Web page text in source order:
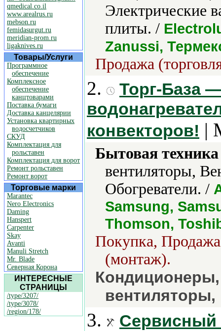
qmedical.co.il
www.arealrus.ru
mebson.ru
femidasurgut.ru
meridian-prom.ru
ligaknives.ru
Товары/Услуги
Программное
обеспечение
Комплексное
обеспечение
канцтоварами
Поставка бумаги
Доставка канцелярии
Установка квартирных
водосчетчиков
СКУД
Комплектация для
рольставен
Комплектация для ворот
Ремонт рольставен
Ремонт ворот
Торговые марки
Marantec
Nero Electronics
Daming
Hanspert
Carpenter
Skay
Avanti
Manuli Stretch
Mr. Blade
Северная Корона
ИНТЕРЕСНЫЕ
СТРАНИЦЫ
/type/3207/
/type/3078/
/region/178/
Электрические
плиты. /
Zanussi,
Продажа
2.
Торг-База
конвекторов! |
Бытовая
вентиляторы,
Обогреватели. /
Samsung,
Thomson,
Покупка, Продажа
(монтаж).
Кондиционеры,
вентиляторы,
3.
Сервисный